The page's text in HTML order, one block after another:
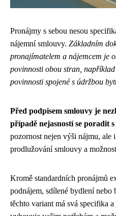
Pronájmy s sebou nesou
nájemní smlouvy. Základním
pronajímatelem a nájemcem je
povinnosti obou stran,
povinnosti spojené s údržbou
Před podpisem smlouvy je
případě nejasností se poradit
pozornost nejen výši nájmu, ale
prodlužování smlouvy a
Kromě standardních pronájmů
podnájem, sdílené bydlení
těchto variant má svá specifika